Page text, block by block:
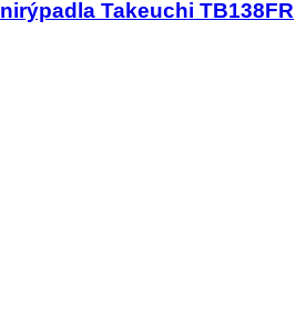
Takeuchi TB138FR